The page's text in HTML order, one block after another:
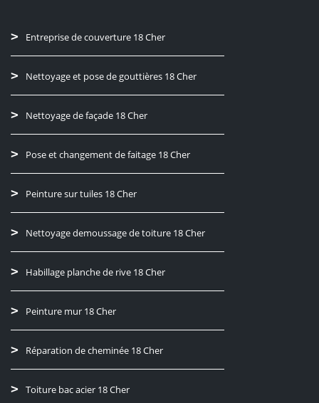
Entreprise de couverture 18 Cher
Nettoyage et pose de gouttières 18 Cher
Nettoyage de façade 18 Cher
Pose et changement de faitage 18 Cher
Peinture sur tuiles 18 Cher
Nettoyage demoussage de toiture 18 Cher
Habillage planche de rive 18 Cher
Peinture mur 18 Cher
Réparation de cheminée 18 Cher
Toiture bac acier 18 Cher